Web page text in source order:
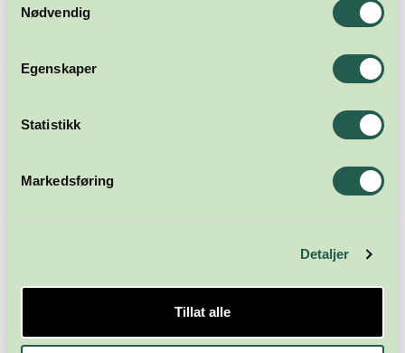
Nødvendig
Egenskaper
Statistikk
Markedsføring
Detaljer
Tillat alle
Abonner
Næringsforeningen i
Kristiansandsregionen